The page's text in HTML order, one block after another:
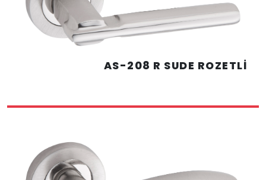
AS-208 R SUDE ROZETLİ